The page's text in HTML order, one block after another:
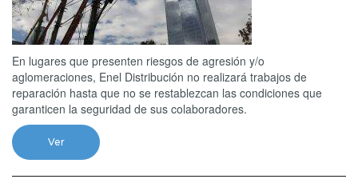
En lugares que presenten riesgos de agresión y/o
aglomeraciones, Enel Distribución no realizará trabajos de
reparación hasta que no se restablezcan las condiciones que
garanticen la seguridad de sus colaboradores.
Ver